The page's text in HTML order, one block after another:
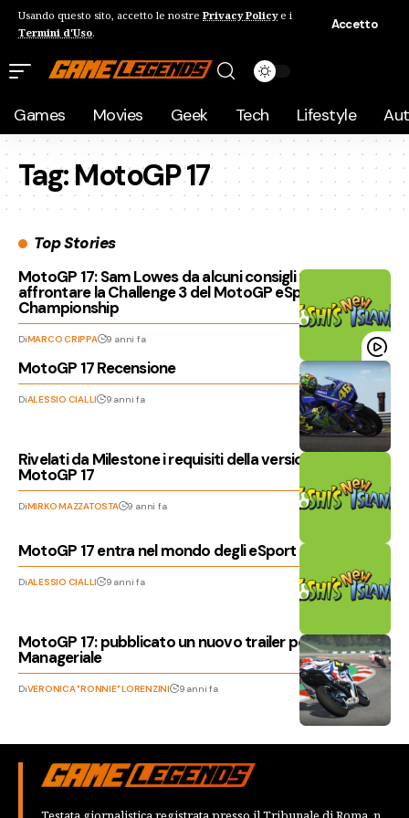
Usando questo sito, accetto le nostre Privacy Policye i
Termini d'Uso.
Accetto
Games Movies Geek Tech Lifestyle
Tag:MotoGP 17
Top Stories
MotoGP 17: Sam Lowes da alcuni consigli per
affrontare la Challenge 3 del MotoGP eSports
Championship
DiMARCO CRIPPA 9 anni fa
MotoGP 17 Recensione
DiALESSIO CIALLI 9 anni fa
Rivelati da Milestone i requisiti della versione PC di
MotoGP 17
DiMIRKO MAZZATOSTA 9 anni fa
MotoGP 17 entra nel mondo degli eSport
DiALESSIO CIALLI 9 anni fa
MotoGP 17: pubblicato un nuovo trailer per la Carriera
Manageriale
DiVERONICA "RONNIE" LORENZINI 9 anni fa